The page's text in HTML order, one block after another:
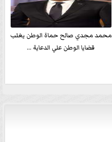
محمد مجدي صالح حماة الوطن يغلب
قضايا الوطن علي الدعاية ...